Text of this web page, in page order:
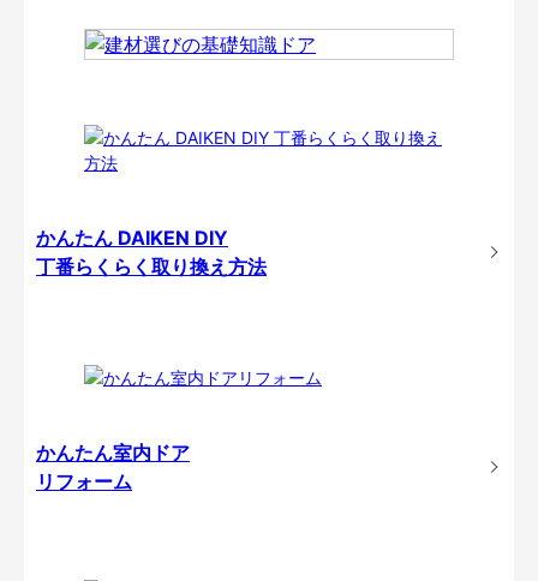
かんたん DAIKEN DIY
丁番らくらく取り換え方法
かんたん室内ドア
リフォーム